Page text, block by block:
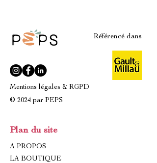
Référencé dans
Mentions légales & RGPD
© 2024 par PEPS
Plan du site
A PROPOS
LA BOUTIQUE